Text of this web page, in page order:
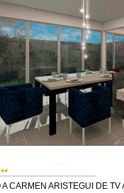
CARMEN ARISTEGUI DE TV